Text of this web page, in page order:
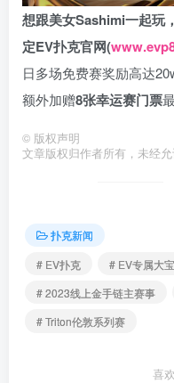
想跟美女Sashimi一起玩，
定EV扑克官网(
日多场免费赛奖励高达
额外加赠8张幸运赛门票
© 版权声明
文章版权归作者所有，未经允
扑克新闻
# EV扑克
# EV专属大
# 2023线上金手链主赛事
# Triton伦敦系列赛
喜